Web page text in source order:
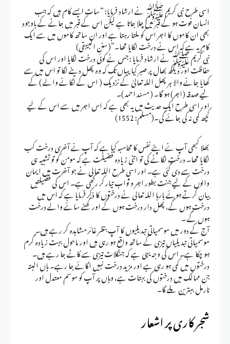
اسی طرح نبی کریم ﷺ نے ارشاد فرمایا: “سات ایسے کام ہیں کہ جب
انسان فوت ہو کے قبر میں چلا جاتا ہے لیکن اس کے قبر میں جانے کے باوجود
بھی ان کاموں کا اجر اس کو ملتا رہتا ہے اور ان ساتھ کاموں میں سے ایک
کام یہ ہے کہ اس نے درخت لگایا تھا۔”(سنن البیہقی)
نبی کریم ﷺ نے ارشاد فرمایا : جس نے کوئی درخت لگایا اور اس کی
حفاظت اور دیکھ بھال پر صبر کیا یہاں تک کہ وہ پھل دینے لگا تو اس میں سے
کھایا جانے والا ہر پھل اللہ تعالیٰ کے نزدیک ( اس کے لگانے والے ) کے
لیے صدقہ (اجر) ہو گا۔ ( مسند احمد )۔
اور اسی طرح ایک حدیث میں یہ بھی ہے کہ اس اجر میں سے اس کے لیے
کچھ کمی نہ کی جائے گی۔(مسلم: 1552)
بھلا کبھی آپ نے اپنے نفس کا محاسبہ کیا ہے کہ آپ نے آخری درخت کب
لگایا تھا۔ درخت لگانے کی تو اتنی زیادہ فضیلت ہے کہ مومن کو تو تشبیہ ہی
درخت سے دی گئی ہے۔ اور اسی طرح اللہ تعالی نے جو آخرت میں ایمان
والوں کے لیے جنت بطور اجر و ثواب تیار کر رکھی ہے۔ اس کی فضیلتیں
بیان کرتے ہوئے بارہا اللہ تعالی نے درختوں کا ذکر فرمایا ہے کہ اس میں
درخت ہوں گے، پھل دار درخت ہوں گے اور گھنے سائے والے درخت
ہوں گے ۔
آج کے دور میں موسمیاتی تبدیلیوں کا آپ بنظر غائر مشاہدہ کر رہے ہیں۔
موسمیاتی تبدیلیاں تیزی کے ساتھ واقع ہو رہی ہیں اور ماحول بہت زیادہ گرم
ہو چکا ہے۔ اس کی وجہ یہی ہے کہ جنگلات تیزی سے کاٹے جا رہے ہیں۔
درختوں میں کمی ہو رہی ہے اور مزید درخت نہیں اگائے جا رہے۔ ہاں البتہ
جن ممالک میں درختوں کی بہتات ہے، وہاں پر آپ کو موسم معتدل اور
نارمل بہترین ملے گا۔
شجر کاری پر اشعار